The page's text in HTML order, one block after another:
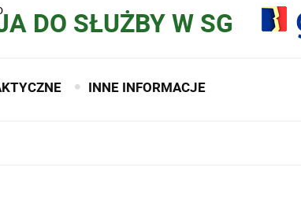
DO SŁUŻBY W SG
INNE INFORMACJE